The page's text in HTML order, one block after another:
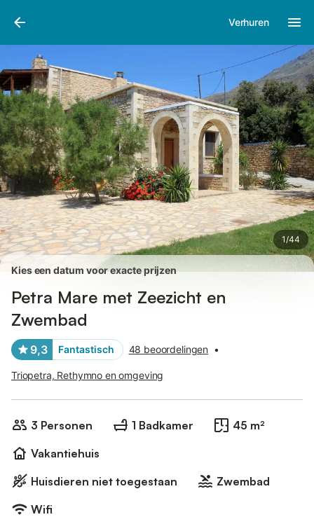
Verhuren
1/44
Afbeeldingen
Kies een datum voor exacte prijzen
Petra Mare met Zeezicht en
Zwembad
9,3 Fantastisch 48 beoordelingen •
Triopetra, Rethymno en omgeving
3 Personen 1 Badkamer
45 m²
Vakantiehuis
Huisdieren niet toegestaan
Zwembad
Wifi